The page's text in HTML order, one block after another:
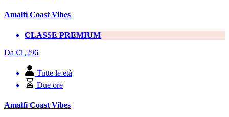
Amalfi Coast Vibes
CLASSE PREMIUM
Da €1,296
Tutte le età
Due ore
Amalfi Coast Vibes